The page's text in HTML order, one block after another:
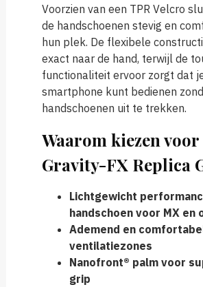
Voorzien van een TPR Velcro
de handschoenen stevig en
hun plek. De flexibele
exact naar de hand, terwijl de
functionaliteit ervoor zorgt dat
smartphone kunt bedienen
handschoenen uit te trekken.
Waarom kiezen voor
Gravity-FX Replica
Lichtgewicht
handschoen voor MX en
Ademend en
ventilatiezones
Nanofront® palm voor
grip